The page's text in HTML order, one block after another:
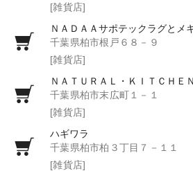
[雑貨店]
ＮＡＤＡＡサポテックラグとメ
千葉県柏市根戸６８－９
[雑貨店]
ＮＡＴＵＲＡＬ・ＫＩＴＣＨＥ
千葉県柏市末広町１－１
[雑貨店]
ハギワラ
千葉県柏市柏３丁目７－１１
[雑貨店]